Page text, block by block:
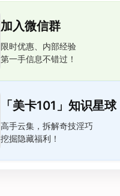
加入微信群
限时优惠、内部经验
第一手信息不错过！
「美卡101」知识星球
高手云集，拆解奇技淫巧
挖掘隐藏福利！